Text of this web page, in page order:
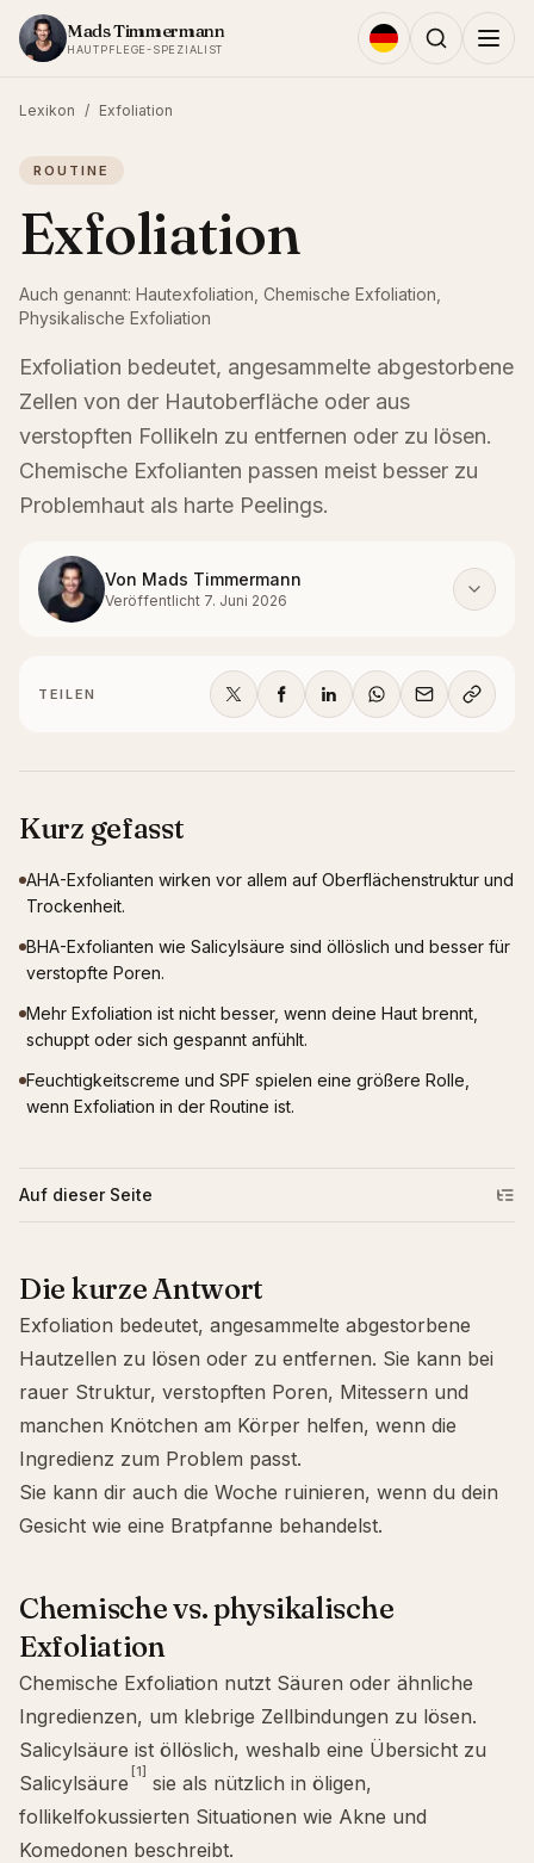
Zum Inhalt springen
Mads Timmermann
HAUTPFLEGE-SPEZIALIST
Lexikon / Exfoliation
ROUTINE
Exfoliation
Auch genannt: Hautexfoliation, Chemische Exfoliation,
Physikalische Exfoliation
Exfoliation bedeutet, angesammelte abgestorbene
Zellen von der Hautoberfläche oder aus
verstopften Follikeln zu entfernen oder zu lösen.
Chemische Exfolianten passen meist besser zu
Problemhaut als harte Peelings.
Von Mads Timmermann
Veröffentlicht 7. Juni 2026
TEILEN
Kurz gefasst
AHA-Exfolianten wirken vor allem auf Oberflächenstruktur und
Trockenheit.
BHA-Exfolianten wie Salicylsäure sind öllöslich und besser für
verstopfte Poren.
Mehr Exfoliation ist nicht besser, wenn deine Haut brennt,
schuppt oder sich gespannt anfühlt.
Feuchtigkeitscreme und SPF spielen eine größere Rolle,
wenn Exfoliation in der Routine ist.
Auf dieser Seite
Die kurze Antwort
Exfoliation bedeutet, angesammelte abgestorbene
Hautzellen zu lösen oder zu entfernen. Sie kann bei
rauer Struktur, verstopften Poren, Mitessern und
manchen Knötchen am Körper helfen, wenn die
Ingredienz zum Problem passt.
Sie kann dir auch die Woche ruinieren, wenn du dein
Gesicht wie eine Bratpfanne behandelst.
Chemische vs. physikalische
Exfoliation
Chemische Exfoliation nutzt Säuren oder ähnliche
Ingredienzen, um klebrige Zellbindungen zu lösen.
Salicylsäure ist öllöslich, weshalb eine Übersicht zu
Salicylsäure [1] sie als nützlich in öligen,
follikelfokussierten Situationen wie Akne und
Komedonen beschreibt.